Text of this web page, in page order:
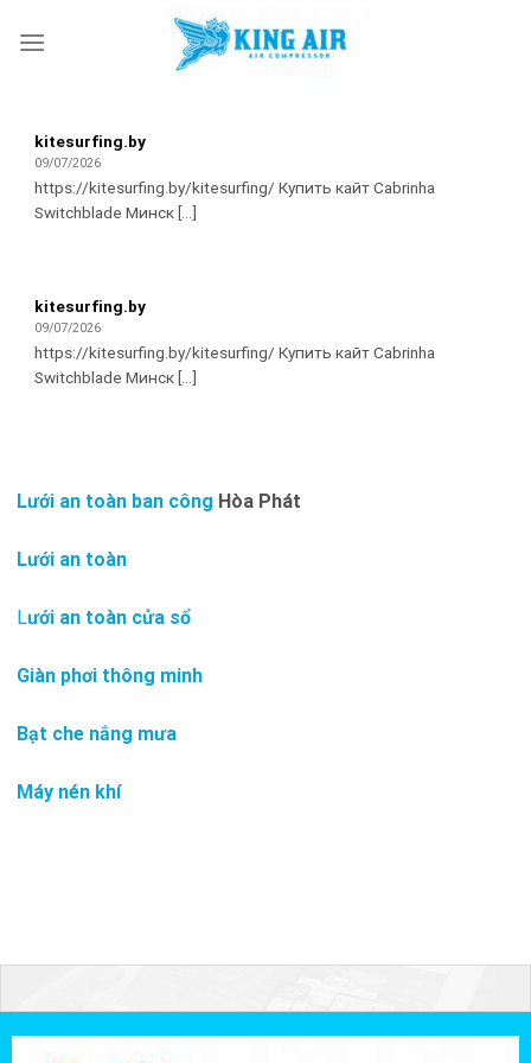
kitesurfing.by
09/07/2026
https://kitesurfing.by/kitesurfing/ Купить кайт Cabrinha
Switchblade Минск [...]
kitesurfing.by
09/07/2026
https://kitesurfing.by/kitesurfing/ Купить кайт Cabrinha
Switchblade Минск [...]
Lưới an toàn ban công Hòa Phát
Lưới an toàn
Lưới an toàn cửa sổ
Giàn phơi thông minh
Bạt che nắng mưa
Máy nén khí